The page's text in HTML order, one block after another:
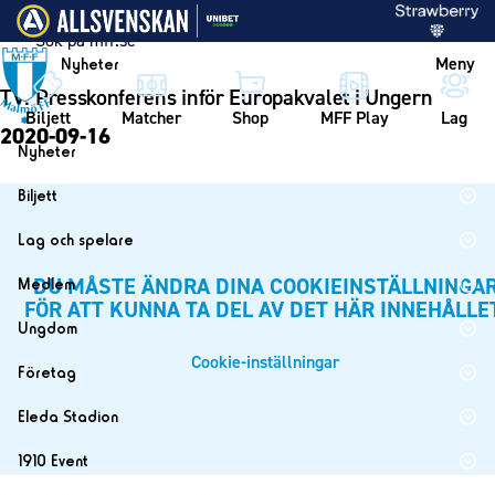
Vidare till innehållet
Nyheter Meny
Biljett Matcher Shop MFF Play Lag
Nyheter
Nyheter
Biljett
Biljett
Årskort dam
Mitt MFF
Biljetter till bortamatcher
Biljettvillkor
Lag och spelare
Lag
Herrlaget
Spelare
Ledarstab
Damlaget
Spelare
Medlem
Medlemskap i Malmö FF
Ungdom
MFF Ungdom
Fotbollsskolan
Företag
Bli företagspartner
Klubbstolar
Eleda Stadion
Eleda Stadion
1910 Event
TV: Presskonferens inför Europakvalet i Ungern
2020-09-16
DU MÅSTE ÄNDRA DINA
FÖR ATT KUNNA TA DEL AV DET HÄR
Cookie-inställningar